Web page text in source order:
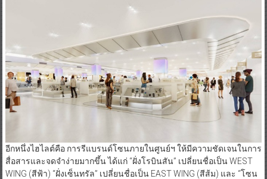
อีกหนึ่งไฮไลต์คือ การรีแบรนด์โซนภายในศูนย์ฯ ให้มีความชัดเจนในการ
สื่อสารและจดจำง่ายมากขึ้น ได้แก่ “ฝั่งโรบินสัน” เปลี่ยนชื่อเป็น WEST
WING (สีฟ้า) “ฝั่งเซ็นทรัล” เปลี่ยนชื่อเป็น EAST WING (สีส้ม) และ “โซน